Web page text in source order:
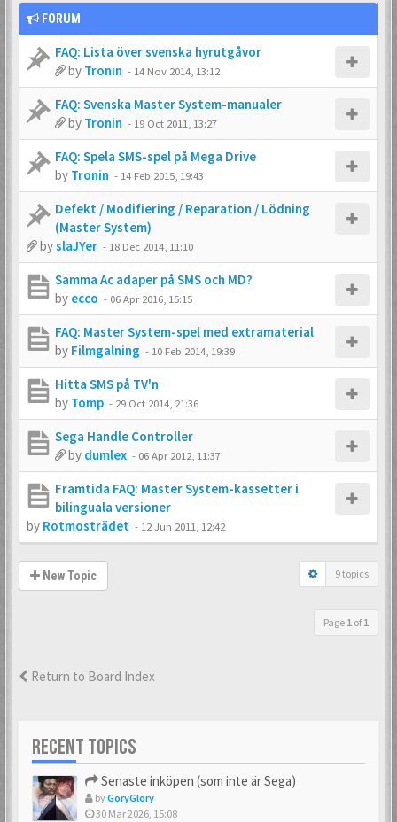
FORUM
FAQ: Lista över svenska hyrutgåvor
by Tronin - 14 Nov 2014, 13:12
FAQ: Svenska Master System-manualer
by Tronin - 19 Oct 2011, 13:27
FAQ: Spela SMS-spel på Mega Drive
by Tronin - 14 Feb 2015, 19:43
Defekt / Modifiering / Reparation / Lödning
(Master System)
byslaJYer - 18 Dec 2014, 11:10
Samma Ac adaper på SMS och MD?
by ecco - 06 Apr 2016, 15:15
FAQ: Master System-spel med extramaterial
by Filmgalning - 10 Feb 2014, 19:39
Hitta SMS på TV'n
by Tomp - 29 Oct 2014, 21:36
Sega Handle Controller
by dumlex - 06 Apr 2012, 11:37
Framtida FAQ: Master System-kassetter i
bilinguala versioner
by Rotmosträdet - 12 Jun 2011, 12:42
New Topic 9 topics
Page 1 of1
Return to Board Index
RECENT TOPICS
Senaste inköpen (som inte är Sega)
byGoryGlory
30 Mar 2026, 15:08